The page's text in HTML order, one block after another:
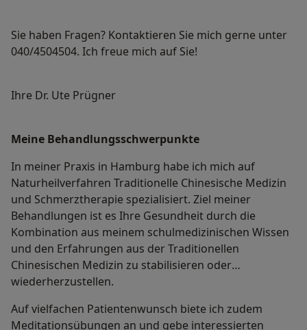
Sie haben Fragen? Kontaktieren Sie mich gerne unter
040/4504504. Ich freue mich auf Sie!
Ihre Dr. Ute Prügner
Meine Behandlungs­schwerpunkte
In meiner Praxis in Hamburg habe ich mich auf
Naturheilverfahren Traditionelle Chinesische Medizin
und Schmerztherapie spezialisiert. Ziel meiner
Behandlungen ist es Ihre Gesundheit durch die
Kombination aus meinem schulmedizinischen Wissen
und den Erfahrungen aus der Traditionellen
Chinesischen Medizin zu stabilisieren oder
wiederherzustellen.
Auf vielfachen Patientenwunsch biete ich zudem
Meditationsübungen an und gebe interessierten